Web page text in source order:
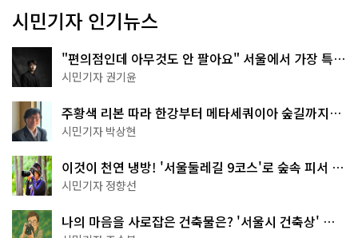
시민기자 인기뉴스
"편의점인데 아무것도 안 팔아요" 서울에서 가장 특별
한 편의점의 정체
시민기자 권기윤
주황색 리본 따라 한강부터 메타세쿼이아 숲길까지…
서울둘레길 15코스
시민기자 박상현
이것이 천연 냉방! '서울둘레길 9코스'로 숲속 피서 떠
나볼까
시민기자 정향선
나의 마음을 사로잡은 건축물은? '서울시 건축상' 수